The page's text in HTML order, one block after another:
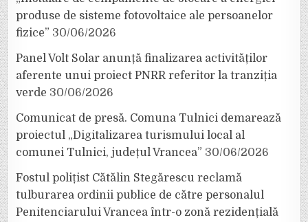
produse de sisteme fotovoltaice ale persoanelor
fizice” 30/06/2026
Panel Volt Solar anunță finalizarea activităților
aferente unui proiect PNRR referitor la tranziția
verde 30/06/2026
Comunicat de presă. Comuna Tulnici demarează
proiectul „Digitalizarea turismului local al
comunei Tulnici, județul Vrancea” 30/06/2026
Fostul polițist Cătălin Stegărescu reclamă
tulburarea ordinii publice de către personalul
Penitenciarului Vrancea într-o zonă rezidențială